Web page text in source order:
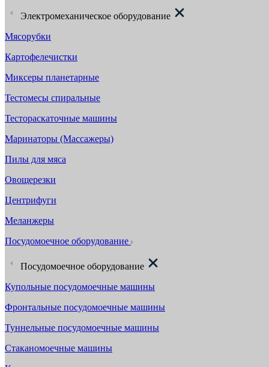
Электромеханическое оборудование
Мясорубки
Картофелечистки
Миксеры планетарные
Тестомесы спиральные
Тестораскаточные машины
Маринаторы (Массажеры)
Пилы для мяса
Овощерезки
Центрифуги
Меланжеры
Посудомоечное оборудование
Посудомоечное оборудование
Купольные посудомоечные машины
Фронтальные посудомоечные машины
Туннельные посудомоечные машины
Стаканомоечные машины